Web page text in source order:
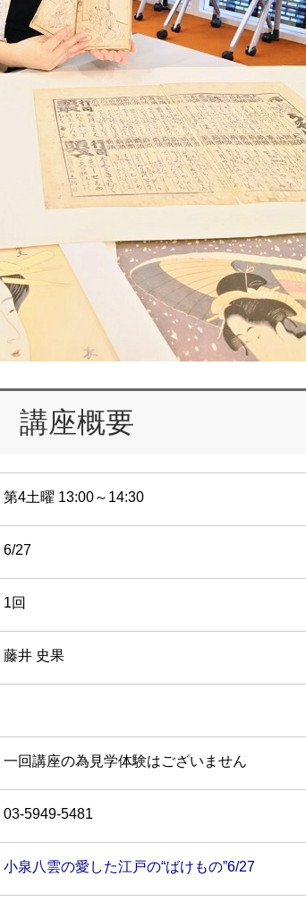
講座概要
第4土曜 13:00～14:30
6/27
1回
藤井 史果
一回講座の為見学体験はございません
03-5949-5481
小泉八雲の愛した江戸の“ばけもの”6/27